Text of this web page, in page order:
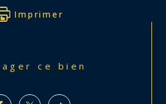
Imprimer
ce bien